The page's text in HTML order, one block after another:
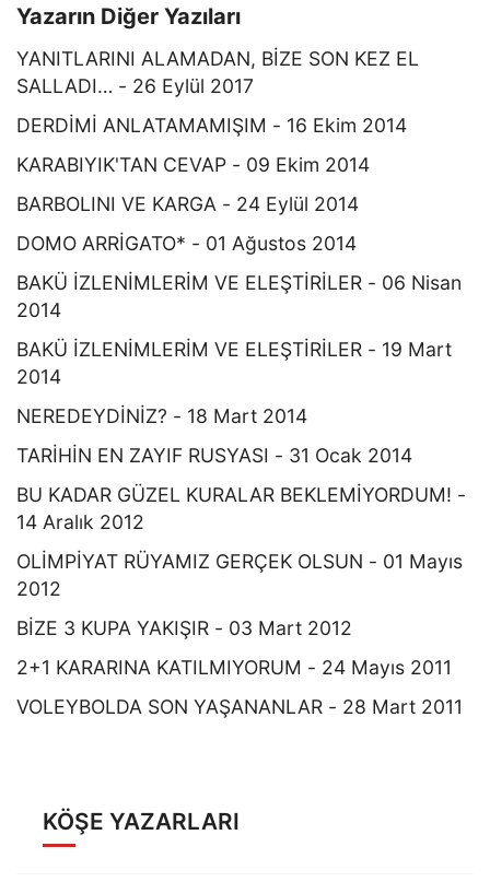
Yazarın Diğer Yazıları
YANITLARINI ALAMADAN, BİZE SON KEZ EL
SALLADI… - 26 Eylül 2017
DERDİMİ ANLATAMAMIŞIM - 16 Ekim 2014
KARABIYIK'TAN CEVAP - 09 Ekim 2014
BARBOLINI VE KARGA - 24 Eylül 2014
DOMO ARRİGATO* - 01 Ağustos 2014
BAKÜ İZLENİMLERİM VE ELEŞTİRİLER - 06 Nisan
2014
BAKÜ İZLENİMLERİM VE ELEŞTİRİLER - 19 Mart
2014
NEREDEYDİNİZ? - 18 Mart 2014
TARİHİN EN ZAYIF RUSYASI - 31 Ocak 2014
BU KADAR GÜZEL KURALAR BEKLEMİYORDUM! -
14 Aralık 2012
OLİMPİYAT RÜYAMIZ GERÇEK OLSUN - 01 Mayıs
2012
BİZE 3 KUPA YAKIŞIR - 03 Mart 2012
2+1 KARARINA KATILMIYORUM - 24 Mayıs 2011
VOLEYBOLDA SON YAŞANANLAR - 28 Mart 2011
KÖŞE YAZARLARI